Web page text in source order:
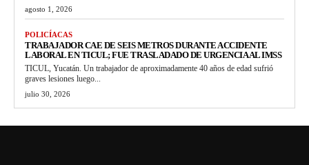
agosto 1, 2026
POLICÍACAS
TRABAJADOR CAE DE SEIS METROS DURANTE ACCIDENTE
LABORAL EN TICUL; FUE TRASLADADO DE URGENCIA AL IMSS
TICUL, Yucatán. Un trabajador de aproximadamente 40 años de edad sufrió
graves lesiones luego...
julio 30, 2026